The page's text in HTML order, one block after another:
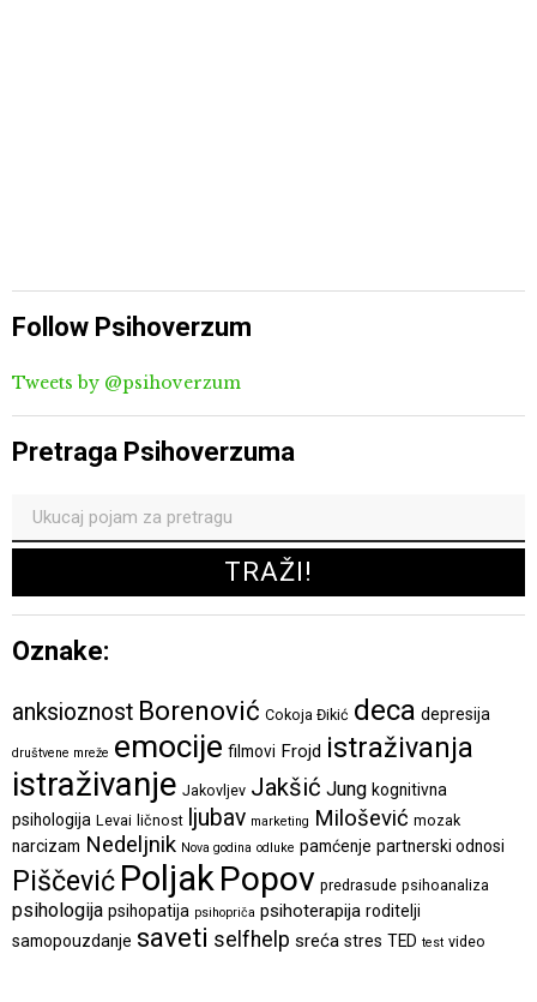
Follow Psihoverzum
Tweets by @psihoverzum
Pretraga Psihoverzuma
Oznake:
anksioznost Borenović Cokoja Đikić deca depresija
društvene mreže emocije filmovi Frojd istraživanja
istraživanje Jakovljev Jakšić Jung kognitivna
psihologija Levai ličnost ljubav marketing Milošević mozak
narcizam Nedeljnik Nova godina odluke pamćenje partnerski odnosi
Piščević PoljakPopov predrasude psihoanaliza
psihologija psihopatija psihopriča psihoterapija roditelji
samopouzdanje saveti selfhelp sreća stres TED test video